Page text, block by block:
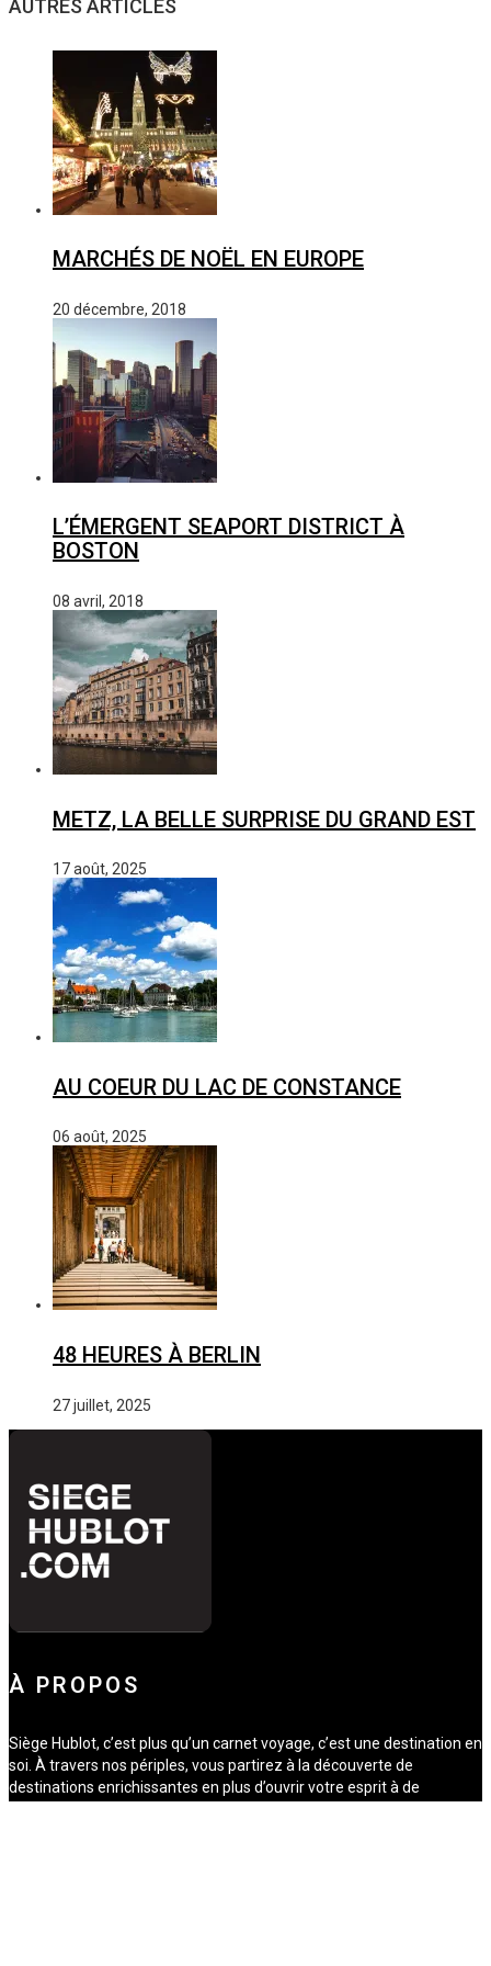
AUTRES ARTICLES
MARCHÉS DE NOËL EN EUROPE
20 décembre, 2018
L’ÉMERGENT SEAPORT DISTRICT À
BOSTON
08 avril, 2018
METZ, LA BELLE SURPRISE DU GRAND EST
17 août, 2025
AU COEUR DU LAC DE CONSTANCE
06 août, 2025
48 HEURES À BERLIN
27 juillet, 2025
À PROPOS
Siège Hublot, c’est plus qu’un carnet voyage, c’est une destination en
soi. À travers nos périples, vous partirez à la découverte de
destinations enrichissantes en plus d’ouvrir votre esprit à de